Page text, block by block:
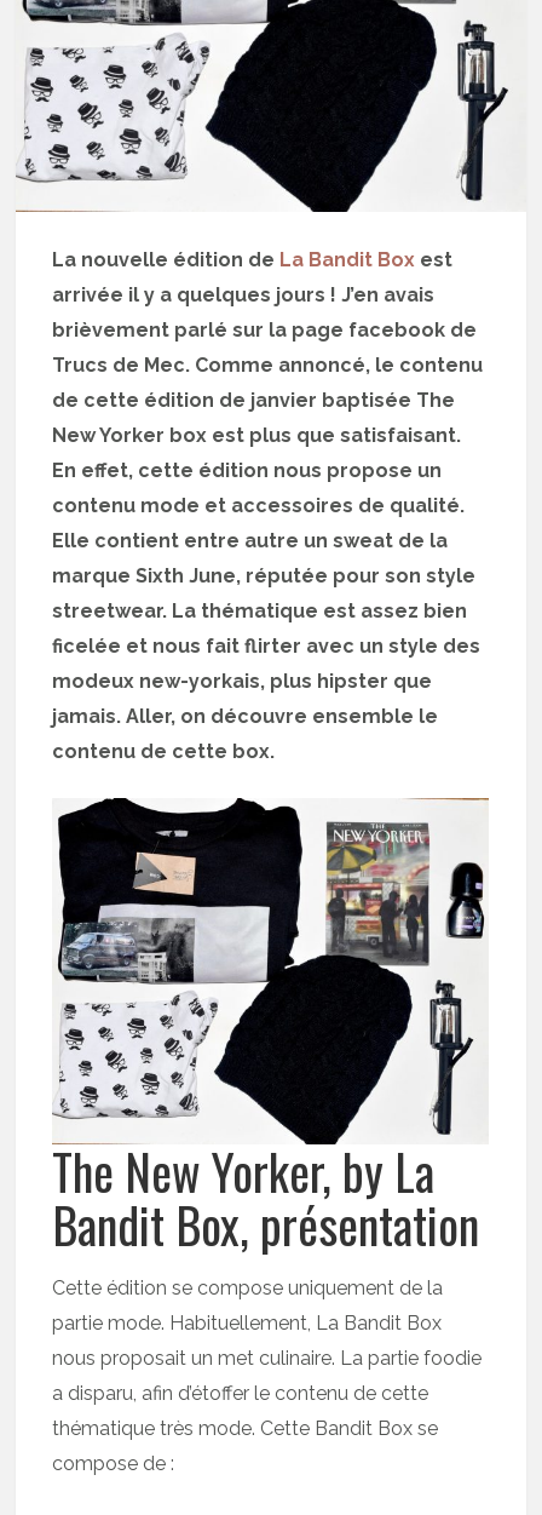
La nouvelle édition de La Bandit Box est
arrivée il y a quelques jours ! J’en avais
brièvement parlé sur la page facebook de
Trucs de Mec. Comme annoncé, le contenu
de cette édition de janvier baptisée The
New Yorker box est plus que satisfaisant.
En effet, cette édition nous propose un
contenu mode et accessoires de qualité.
Elle contient entre autre un sweat de la
marque Sixth June, réputée pour son style
streetwear. La thématique est assez bien
ficelée et nous fait flirter avec un style des
modeux new-yorkais, plus hipster que
jamais. Aller, on découvre ensemble le
contenu de cette box.
The New Yorker, by La
Bandit Box, présentation
Cette édition se compose uniquement de la
partie mode. Habituellement, La Bandit Box
nous proposait un met culinaire. La partie foodie
a disparu, afin d’étoffer le contenu de cette
thématique très mode. Cette Bandit Box se
compose de :